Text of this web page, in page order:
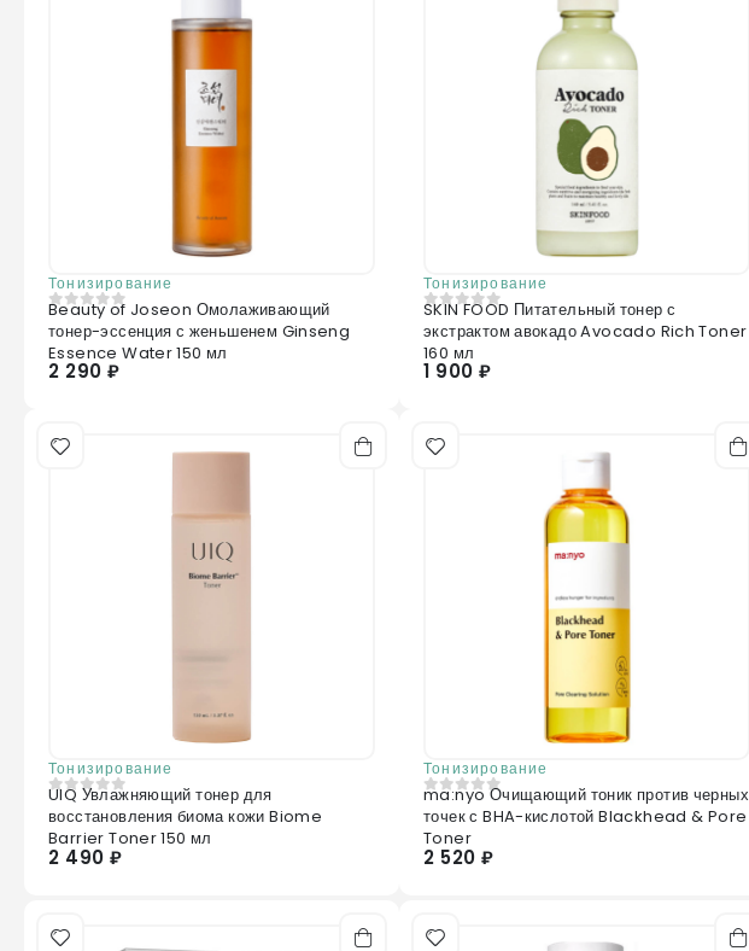
Тонизирование
0 из 5
Beauty of Joseon Омолаживающий
тонер-эссенция с женьшенем Ginseng
Essence Water 150 мл
2 290 ₽
Тонизирование
0из 5
SKIN FOOD Питательный тонер с
экстрактом авокадо Avocado Rich Toner
160 мл
1 900 ₽
Тонизирование
0из 5
UIQ Увлажняющий тонер для
восстановления биома кожи Biome
Barrier Toner 150 мл
2 490 ₽
Тонизирование
0 из 5
ma:nyo Очищающий тоник против черных
точек с BHA-кислотой Blackhead & Pore
Toner
2 520 ₽